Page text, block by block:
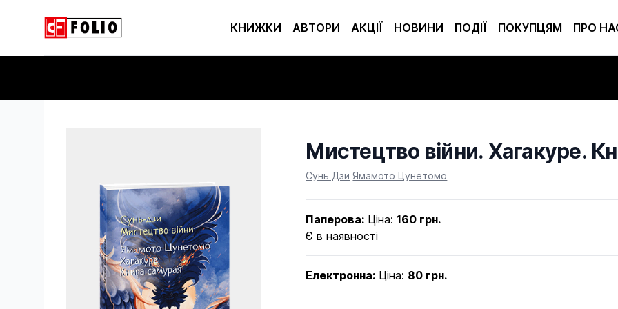
КНИЖКИ АВТОРИ АКЦІЇ НОВИНИ ПОДІЇ ПОКУПЦЯМ ПРО
Мистецтво війни. Хагакуре.
Product information
Сунь Дзи Ямамото Цунетомо
Паперова: Ціна:160 грн.
Є в наявності
Електронна: Ціна: 80 грн.